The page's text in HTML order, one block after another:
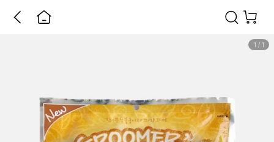
1 / 1